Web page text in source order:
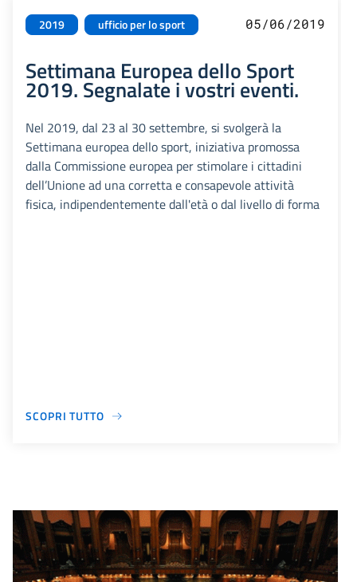
2019 ufficio per lo sport 05/06/2019
Settimana Europea dello Sport
2019. Segnalate i vostri eventi.
Nel 2019, dal 23 al 30 settembre, si svolgerà la
Settimana europea dello sport, iniziativa promossa
dalla Commissione europea per stimolare i cittadini
dell’Unione ad una corretta e consapevole attività
fisica, indipendentemente dall'età o dal livello di forma
SCOPRI TUTTO